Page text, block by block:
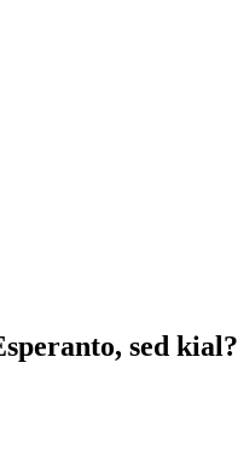
sed kial?